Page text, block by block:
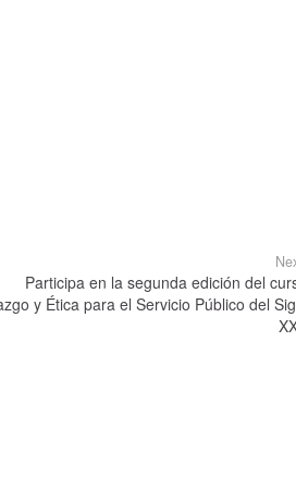
Participa en la segunda edición del
y Ética para el Servicio Público del